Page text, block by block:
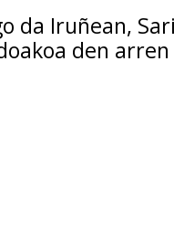
da Iruñean,
den arren